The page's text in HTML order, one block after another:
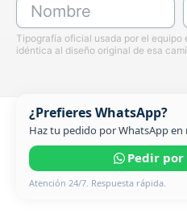
Nombre
Tipografía oficial usada por el equipo
idéntica al diseño original de esa
¿Prefieres WhatsApp?
Haz tu pedido por WhatsApp
Pedir por
Atención 24/7. Respuesta rápida.